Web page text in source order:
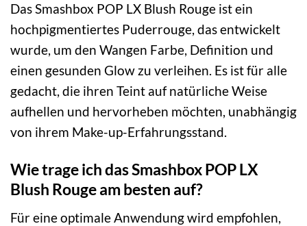
Das Smashbox POP LX Blush Rouge ist ein
hochpigmentiertes Puderrouge, das entwickelt
wurde, um den Wangen Farbe, Definition und
einen gesunden Glow zu verleihen. Es ist für alle
gedacht, die ihren Teint auf natürliche Weise
aufhellen und hervorheben möchten, unabhängig
von ihrem Make-up-Erfahrungsstand.
Wie trage ich das Smashbox POP LX
Blush Rouge am besten auf?
Für eine optimale Anwendung wird empfohlen,